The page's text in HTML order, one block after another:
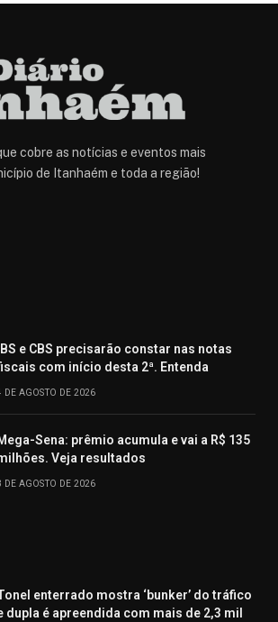
cobre as notícias e eventos mais
de Itanhaém e toda a região!
e CBS precisarão constar nas notas
com início desta 2ª. Entenda
DE AGOSTO DE 2026
Sena: prêmio acumula e vai a R$ 135
Veja resultados
DE AGOSTO DE 2026
enterrado mostra ‘bunker’ do tráfico
dupla é apreendida com mais de 2,3 mil